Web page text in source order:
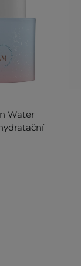
Water